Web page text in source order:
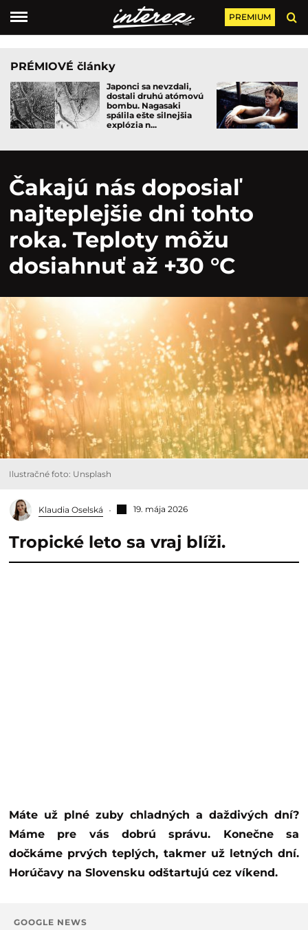
PREMIUM
PRÉMIOVÉ články
Japonci sa nevzdali,
dostali druhú atómovú
bombu. Nagasaki
spálila ešte silnejšia
explózia n...
Čakajú nás doposiaľ
najteplejšie dni tohto
roka. Teploty môžu
dosiahnuť až +30 °C
Ilustračné foto: Unsplash
Klaudia Oselská 19. mája 2026
Tropické leto sa vraj blíži.
Máte už plné zuby chladných a daždivých dní?
Máme pre vás dobrú správu. Konečne sa
dočkáme prvých teplých, takmer už letných dní.
Horúčavy na Slovensku odštartujú cez víkend.
GOOGLE NEWS